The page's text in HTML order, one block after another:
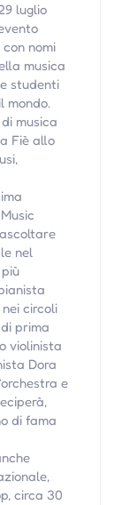
luglio
nomi
musica
studenti
mondo.
musica
Fiè allo
nel
circoli
prima
violinista
Dora
e
di fama
circa 30